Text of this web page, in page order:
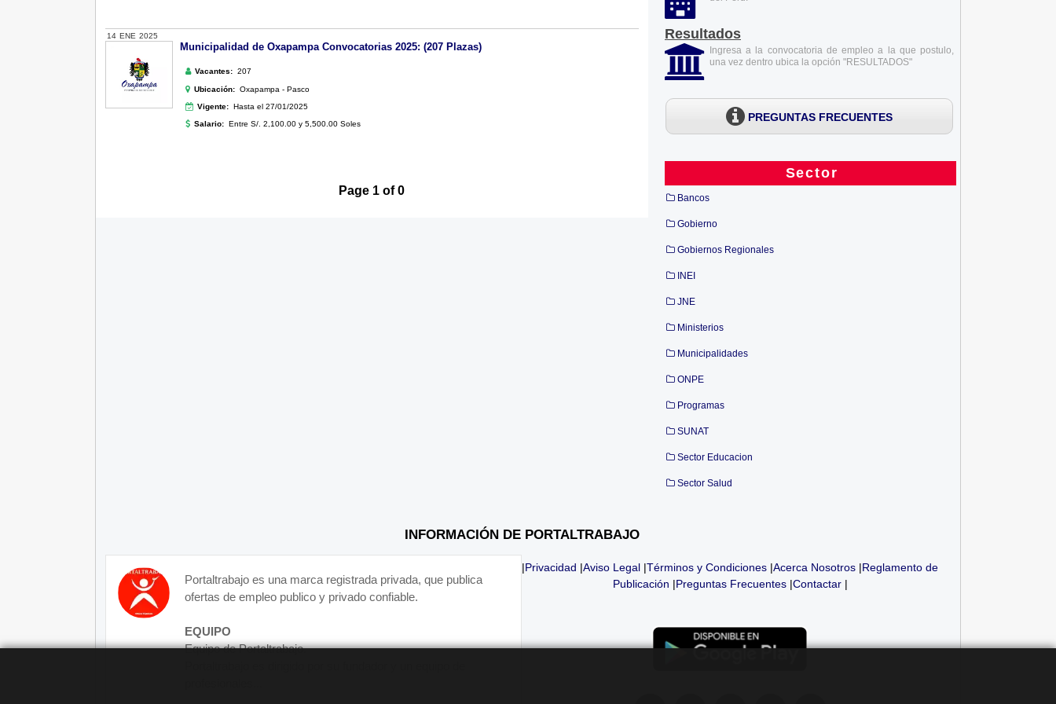
14 ENE 2025
Municipalidad de Oxapampa Convocatorias 2025: (207 Plazas)
Vacantes: 207
Ubicación: Oxapampa - Pasco
Vigente: Hasta el 27/01/2025
Salario: Entre S/. 2,100.00 y 5,500.00 Soles
Page 1 of 0
Resultados
Ingresa a la convocatoria de empleo a la que postulo,
una vez dentro ubica la opción "RESULTADOS"
PREGUNTAS FRECUENTES
Sector
Bancos
Gobierno
Gobiernos Regionales
INEI
JNE
Ministerios
Municipalidades
ONPE
Programas
SUNAT
Sector Educacion
Sector Salud
INFORMACIÓN DE PORTALTRABAJO
Portaltrabajo es una marca registrada privada, que publica
ofertas de empleo publico y privado confiable.
EQUIPO
Equipo de Portaltrabajo.
|Privacidad |Aviso Legal |Términos y Condiciones |Acerca Nosotros |Reglamento de
Publicación |Preguntas Frecuentes|Contactar|